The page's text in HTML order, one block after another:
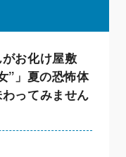
がお化け屋敷
”」夏の恐怖体
ってみません